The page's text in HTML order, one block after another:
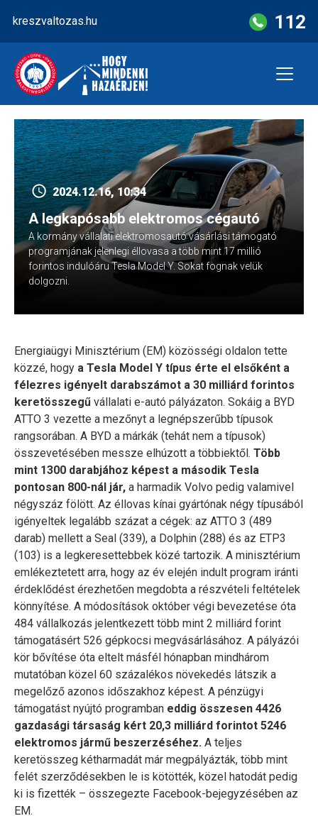
content
kreszvaltozas.hu 112
2024.12.16, 10:34
A legkapósabb elektromos cégautó
A kormány vállalati elektromosautó vásárlási támogató
programjának jelenlegi éllovasa a több mint 17 millió
forintos indulóáru Tesla Model Y. Sokat fognak velük
dolgozni.
Energiaügyi Minisztérium (EM) közösségi oldalon tette
közzé, hogy a Tesla Model Y típus érte el elsőként a
félezres igényelt darabszámot a 30 milliárd forintos
keretösszegű vállalati e-autó pályázaton. Sokáig a BYD
ATTO 3 vezette a mezőnyt a legnépszerűbb típusok
rangsorában. A BYD a márkák (tehát nem a típusok)
összevetésében messze elhúzott a többiektől. Több
mint 1300 darabjához képest a második Tesla
pontosan 800-nál jár, a harmadik Volvo pedig valamivel
négyszáz fölött. Az éllovas kínai gyártónak négy típusából
igényeltek legalább százat a cégek: az ATTO 3 (489
darab) mellett a Seal (339), a Dolphin (288) és az ETP3
(103) is a legkeresettebbek közé tartozik. A minisztérium
emlékeztetett arra, hogy az év elején indult program iránti
érdeklődést érezhetően megdobta a részvételi feltételek
könnyítése. A módosítások október végi bevezetése óta
484 vállalkozás jelentkezett több mint 2 milliárd forint
támogatásért 526 gépkocsi megvásárlásához. A pályázói
kör bővítése óta eltelt másfél hónapban mindhárom
mutatóban közel 60 százalékos növekedés látszik a
megelőző azonos időszakhoz képest. A pénzügyi
támogatást nyújtó programban eddig összesen 4426
gazdasági társaság kért 20,3 milliárd forintot 5246
elektromos jármű beszerzéséhez. A teljes
keretösszeg kétharmadát már megpályázták, több mint
felét szerződésekben le is kötötték, közel hatodát pedig
ki is fizették – összegezte Facebook-bejegyzésében az
EM.